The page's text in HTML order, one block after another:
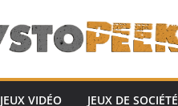
JEUX VIDÉO JEUX DE SOCIÉTÉ